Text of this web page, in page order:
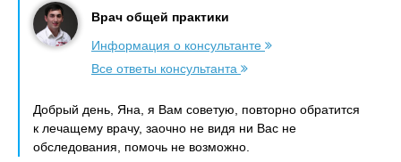
Врач общей практики
Информация о консультанте
Все ответы консультанта
Добрый день, Яна, я Вам советую, повторно обратится
к лечащему врачу, заочно не видя ни Вас не
обследования, помочь не возможно.